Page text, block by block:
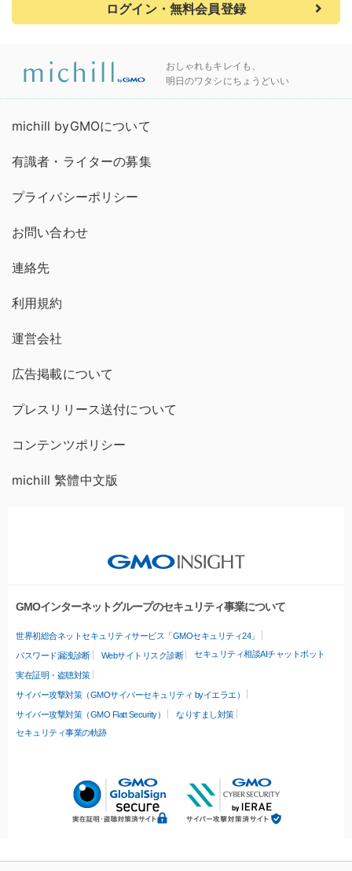
ログイン・無料会員登録
おしゃれもキレイも、
明日のワタシにちょうどいい
michill byGMOについて
有識者・ライターの募集
プライバシーポリシー
お問い合わせ
連絡先
利用規約
運営会社
広告掲載について
プレスリリース送付について
コンテンツポリシー
michill 繁體中文版
GMOインターネットグループのセキュリティ事業について
世界初総合ネットセキュリティサービス「GMOセキュリティ24」
パスワード漏洩診断 Webサイトリスク診断 セキュリティ相談AIチャットボット
実在証明・盗聴対策
サイバー攻撃対策（GMOサイバーセキュリティ byイエラエ）
サイバー攻撃対策（GMO Flatt Security）
なりすまし対策
セキュリティ事業の軌跡